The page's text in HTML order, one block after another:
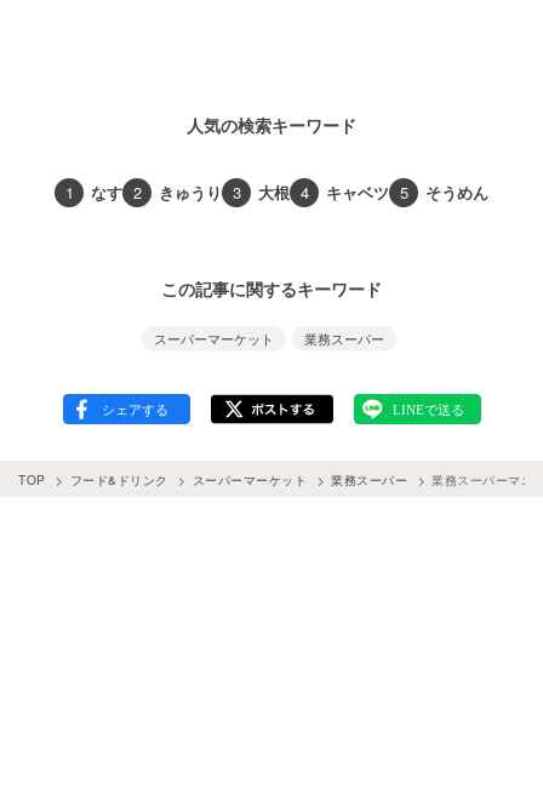
人気の検索キーワード
1 なす 2 きゅうり 3 大根 4 キャベツ 5 そうめん
この記事に関するキーワード
スーパーマーケット 業務スーパー
TOP フード&ドリンク スーパーマーケット 業務スーパー 業務スーパーマニ